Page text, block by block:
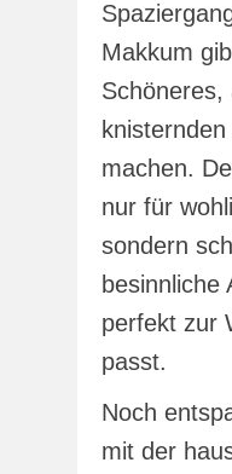
Makkum
Schöneres,
machen.
nur für
sondern
besinnliche
perfekt zur
passt.
Noch
mit der